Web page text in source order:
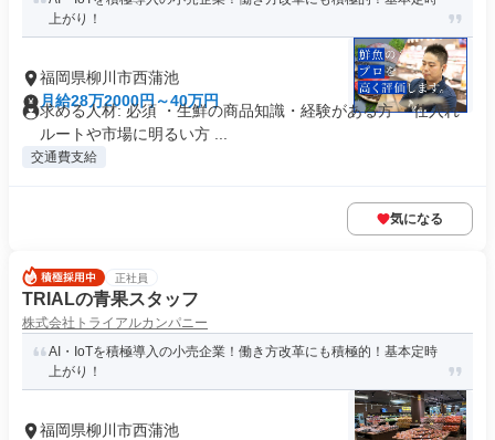
上がり！
福岡県柳川市西蒲池
月給28万2000円～40万円
求める人材: 必須 ・生鮮の商品知識・経験がある方 ・仕入れ
ルートや市場に明るい方 ...
交通費支給
気になる
正社員
TRIALの青果スタッフ
株式会社トライアルカンパニー
AI・IoTを積極導入の小売企業！働き方改革にも積極的！基本定時
上がり！
福岡県柳川市西蒲池